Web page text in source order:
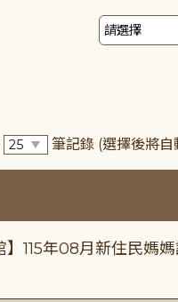
筆記錄 (選擇後將自
】115年08月新住民媽